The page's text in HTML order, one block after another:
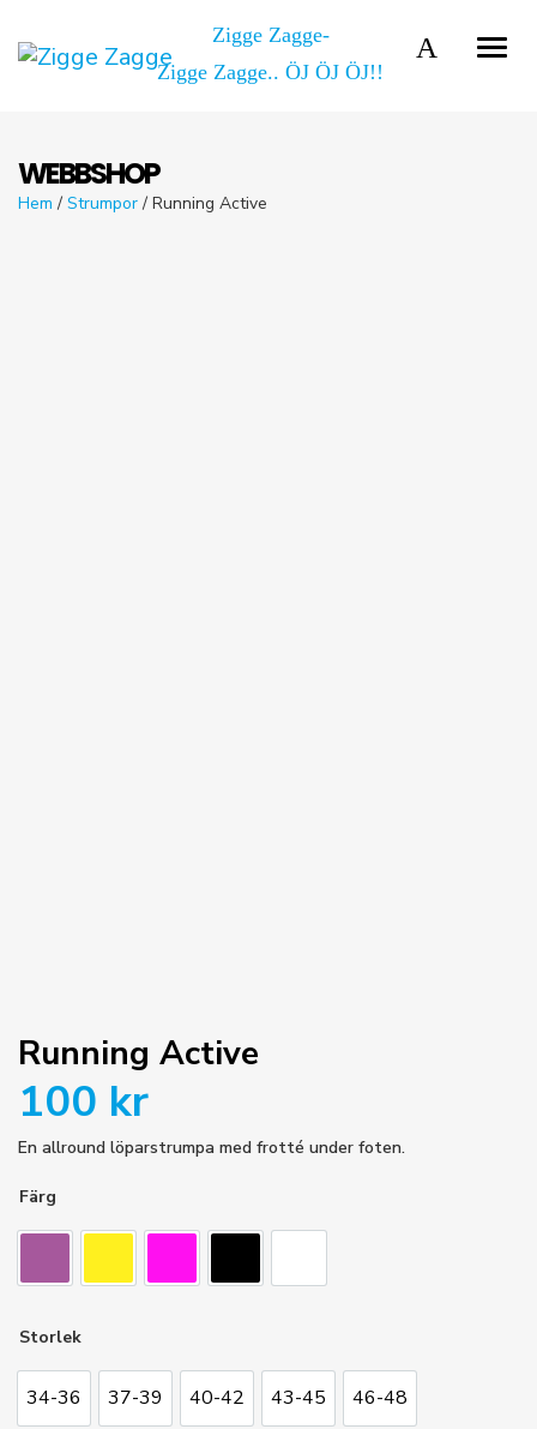
Zigge Zagge-
Zigge Zagge.. ÖJ ÖJ ÖJ!!
WEBBSHOP
Hem / Strumpor / Running Active
Running Active
100 kr
En allround löparstrumpa med frotté under foten.
Färg
Lila Neongul Neonrosa Svart
Storlek
34-36 37-39 40-42 43-45 46-48